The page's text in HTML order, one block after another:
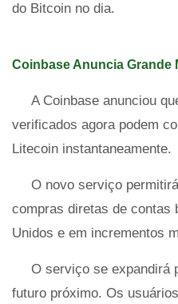
do Bitcoin no dia.
Coinbase Anuncia Grande
A Coinbase anunciou
verificados agora podem
Litecoin instantaneamente.
O novo serviço
compras diretas de contas
Unidos e em incrementos
O serviço se expandirá
futuro próximo. Os